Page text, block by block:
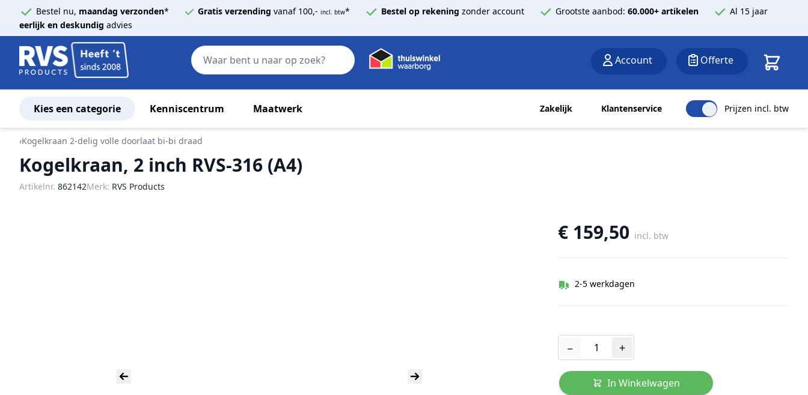
Bestel nu, maandag verzonden* Gratis verzending vanaf 100,- incl. btw* Bestel op rekening zonder account Grootste aanbod: 60.000+ artikelen
Al 15 jaar
eerlijk en deskundig advies
Zoek
Account Offerte
Kies een categorie Kenniscentrum Maatwerk Zakelijk Klantenservice Prijzen incl. btw
Ga naar de inhoud
‹Kogelkraan 2-delig volle doorlaat bi-bi draad
Kogelkraan, 2 inch RVS-316 (A4)
Artikelnr. 862142Merk: RVS Products
€ 159,50 incl. btw
2-5 werkdagen
− +
In Winkelwagen